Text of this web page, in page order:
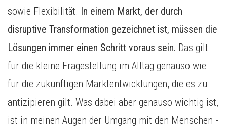
sowie Flexibilität. In einem Markt, der durch
disruptive Transformation gezeichnet ist, müssen die
Lösungen immer einen Schritt voraus sein. Das gilt
für die kleine Fragestellung im Alltag genauso wie
für die zukünftigen Marktentwicklungen, die es zu
antizipieren gilt. Was dabei aber genauso wichtig ist,
ist in meinen Augen der Umgang mit den Menschen -